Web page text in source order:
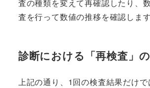
査の種類を変えて再確認したり、
査を行って数値の推移を確認します
診断における「再検査」
上記の通り、1回の検査結果だけで